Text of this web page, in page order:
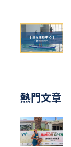
熱門文章